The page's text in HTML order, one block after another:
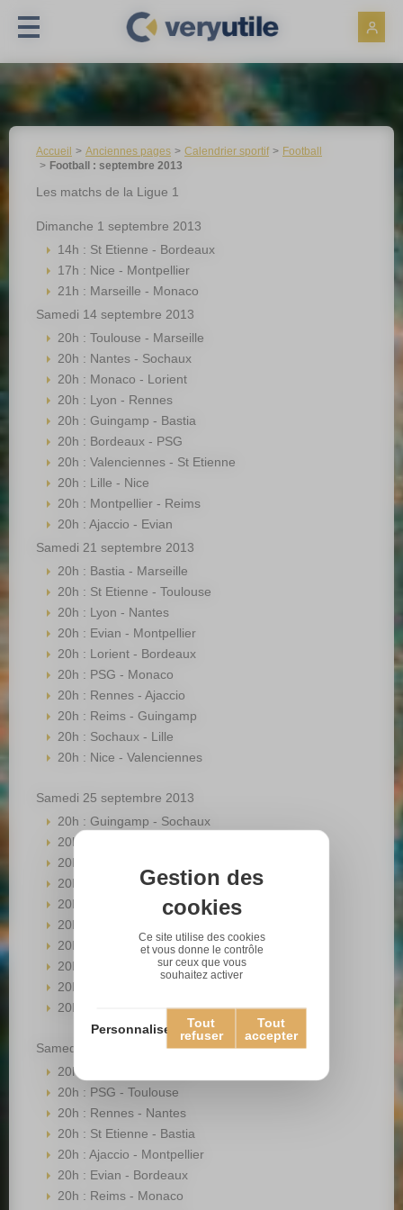
Accueil Anciennes pages Calendrier sportif
Football
Football : septembre 2013
Les matchs de la Ligue 1
Dimanche 1 septembre 2013
14h : St Etienne - Bordeaux
17h : Nice - Montpellier
21h : Marseille - Monaco
Samedi 14 septembre 2013
20h : Toulouse - Marseille
20h : Nantes - Sochaux
20h : Monaco - Lorient
20h : Lyon - Rennes
20h : Guingamp - Bastia
20h : Bordeaux - PSG
20h : Valenciennes - St Etienne
20h : Lille - Nice
20h : Montpellier - Reims
20h : Ajaccio - Evian
Samedi 21 septembre 2013
20h : Bastia - Marseille
20h : St Etienne - Toulouse
20h : Lyon - Nantes
20h : Evian - Montpellier
20h : Lorient - Bordeaux
20h : PSG - Monaco
20h : Rennes - Ajaccio
20h : Reims - Guingamp
20h : Sochaux - Lille
20h : Nice - Valenciennes
Samedi 25 septembre 2013
20h : Guingamp - Sochaux
20h : Toulouse - Lorient
20h : Montpellier - Rennes
20h : Monaco - Bastia
20h : Ajaccio - Lyon
20h : Valenciennes - PSG
20h : Marseille - St Etienne
20h : Nantes - Nice
20h : Bordeaux - Reims
20h : Lille - Evian
Samedi 28 septembre 2013
20h : Lorient - Marseille
20h : PSG - Toulouse
20h : Rennes - Nantes
20h : St Etienne - Bastia
20h : Ajaccio - Montpellier
20h : Evian - Bordeaux
20h : Reims - Monaco
Gestion des
cookies
Ce site utilise des cookies
et vous donne le contrôle
sur ceux que vous
souhaitez activer
Tout
accepter
Tout
refuser
Personnaliser